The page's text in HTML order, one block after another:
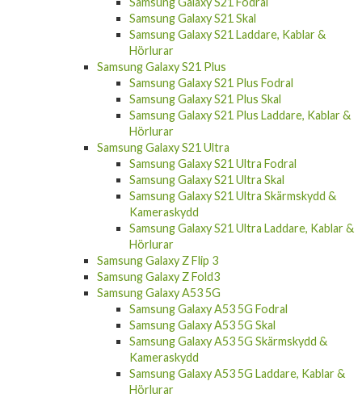
Samsung Galaxy S21 Skal
Samsung Galaxy S21 Laddare, Kablar &
Hörlurar
Samsung Galaxy S21 Plus
Samsung Galaxy S21 Plus Fodral
Samsung Galaxy S21 Plus Skal
Samsung Galaxy S21 Plus Laddare, Kablar &
Hörlurar
Samsung Galaxy S21 Ultra
Samsung Galaxy S21 Ultra Fodral
Samsung Galaxy S21 Ultra Skal
Samsung Galaxy S21 Ultra Skärmskydd &
Kameraskydd
Samsung Galaxy S21 Ultra Laddare, Kablar &
Hörlurar
Samsung Galaxy Z Flip 3
Samsung Galaxy Z Fold3
Samsung Galaxy A53 5G
Samsung Galaxy A53 5G Fodral
Samsung Galaxy A53 5G Skal
Samsung Galaxy A53 5G Skärmskydd &
Kameraskydd
Samsung Galaxy A53 5G Laddare, Kablar &
Hörlurar